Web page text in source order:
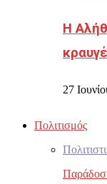
Η
27
Πολιτισμός